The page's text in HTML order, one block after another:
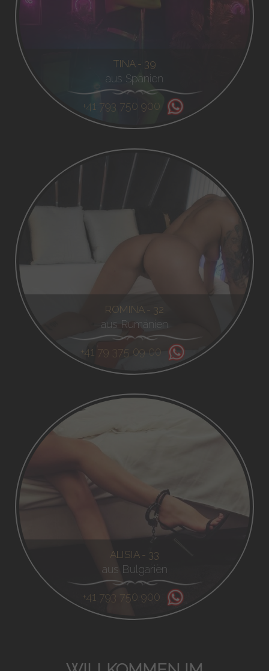
TINA - 39
aus Spanien
+41 793 750 900
ROMINA - 32
aus Rumänien
+41 79 375 09 00
ALISIA - 33
aus Bulgarien
+41 793 750 900